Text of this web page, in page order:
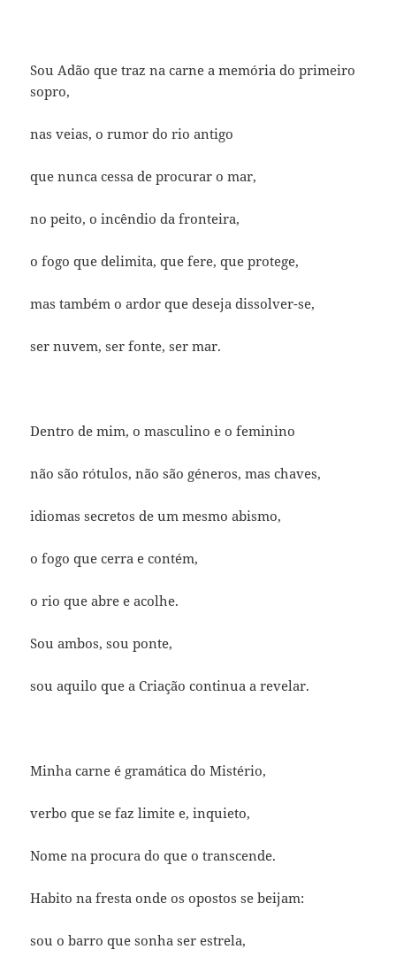
Sou Adão que traz na carne a memória do primeiro
sopro,
nas veias, o rumor do rio antigo
que nunca cessa de procurar o mar,
no peito, o incêndio da fronteira,
o fogo que delimita, que fere, que protege,
mas também o ardor que deseja dissolver-se,
ser nuvem, ser fonte, ser mar.
Dentro de mim, o masculino e o feminino
não são rótulos, não são géneros, mas chaves,
idiomas secretos de um mesmo abismo,
o fogo que cerra e contém,
o rio que abre e acolhe.
Sou ambos, sou ponte,
sou aquilo que a Criação continua a revelar.
Minha carne é gramática do Mistério,
verbo que se faz limite e, inquieto,
Nome na procura do que o transcende.
Habito na fresta onde os opostos se beijam:
sou o barro que sonha ser estrela,